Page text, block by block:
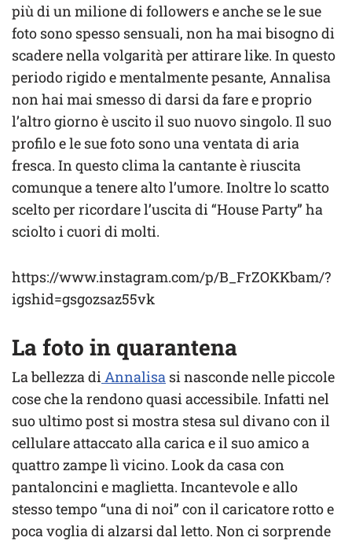
più di un milione di followers e anche se le sue
foto sono spesso sensuali, non ha mai bisogno di
scadere nella volgarità per attirare like. In questo
periodo rigido e mentalmente pesante, Annalisa
non hai mai smesso di darsi da fare e proprio
l’altro giorno è uscito il suo nuovo singolo. Il suo
profilo e le sue foto sono una ventata di aria
fresca. In questo clima la cantante è riuscita
comunque a tenere alto l’umore. Inoltre lo scatto
scelto per ricordare l’uscita di “House Party” ha
sciolto i cuori di molti.
https://www.instagram.com/p/B_FrZOKKbam/?
igshid=gsgozsaz55vk
La foto in quarantena
La bellezza di Annalisa si nasconde nelle piccole
cose che la rendono quasi accessibile. Infatti nel
suo ultimo post si mostra stesa sul divano con il
cellulare attaccato alla carica e il suo amico a
quattro zampe lì vicino. Look da casa con
pantaloncini e maglietta. Incantevole e allo
stesso tempo “una di noi” con il caricatore rotto e
poca voglia di alzarsi dal letto. Non ci sorprende